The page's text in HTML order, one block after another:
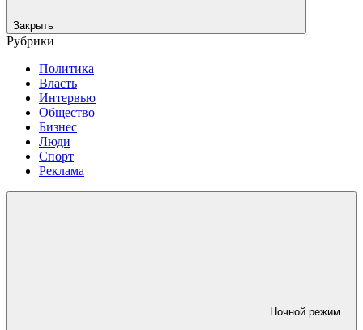
Закрыть
Рубрики
Политика
Власть
Интервью
Общество
Бизнес
Люди
Спорт
Реклама
Ночной режим